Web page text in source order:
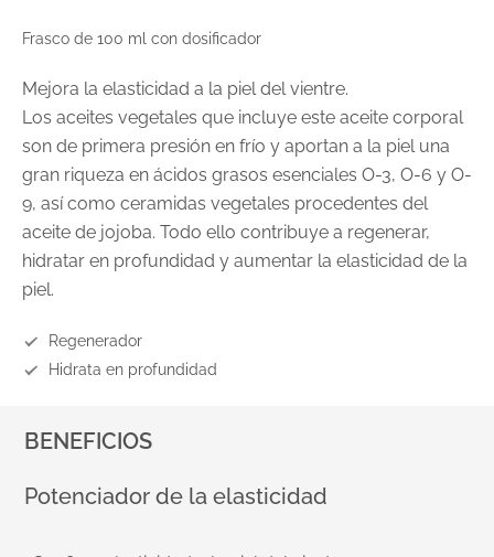
Frasco de 100 ml con dosificador
Mejora la elasticidad a la piel del vientre.
Los aceites vegetales que incluye este aceite corporal
son de primera presión en frío y aportan a la piel una
gran riqueza en ácidos grasos esenciales O-3, O-6 y O-
9, así como ceramidas vegetales procedentes del
aceite de jojoba. Todo ello contribuye a regenerar,
hidratar en profundidad y aumentar la elasticidad de la
piel.
Regenerador
Hidrata en profundidad
BENEFICIOS
Potenciador de la elasticidad